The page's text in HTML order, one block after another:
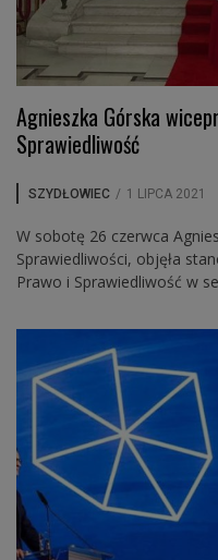
Agnieszka Górska
Sprawiedliwość
SZYDŁOWIEC / 1 LIPCA 2021
W sobotę 26 czerwca
Sprawiedliwości, objęła
Prawo i Sprawiedliwość w